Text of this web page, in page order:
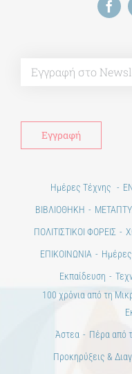
Ημέρες Τέχνης
ΒΙΒΛΙΟΘΗΚΗ
ΠΟΛΙΤΙΣΤΙΚΟΙ ΦΟΡΕΙΣ
ΕΠΙΚΟΙΝΩΝΙΑ
Εκπαίδευση
100 χρόνια από τη
Άστεα
Πέρα από
Προκηρύξεις &